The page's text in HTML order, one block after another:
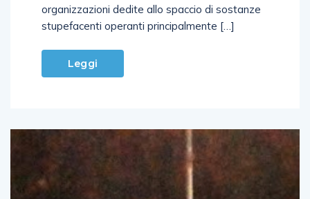
organizzazioni dedite allo spaccio di sostanze
stupefacenti operanti principalmente […]
Leggi